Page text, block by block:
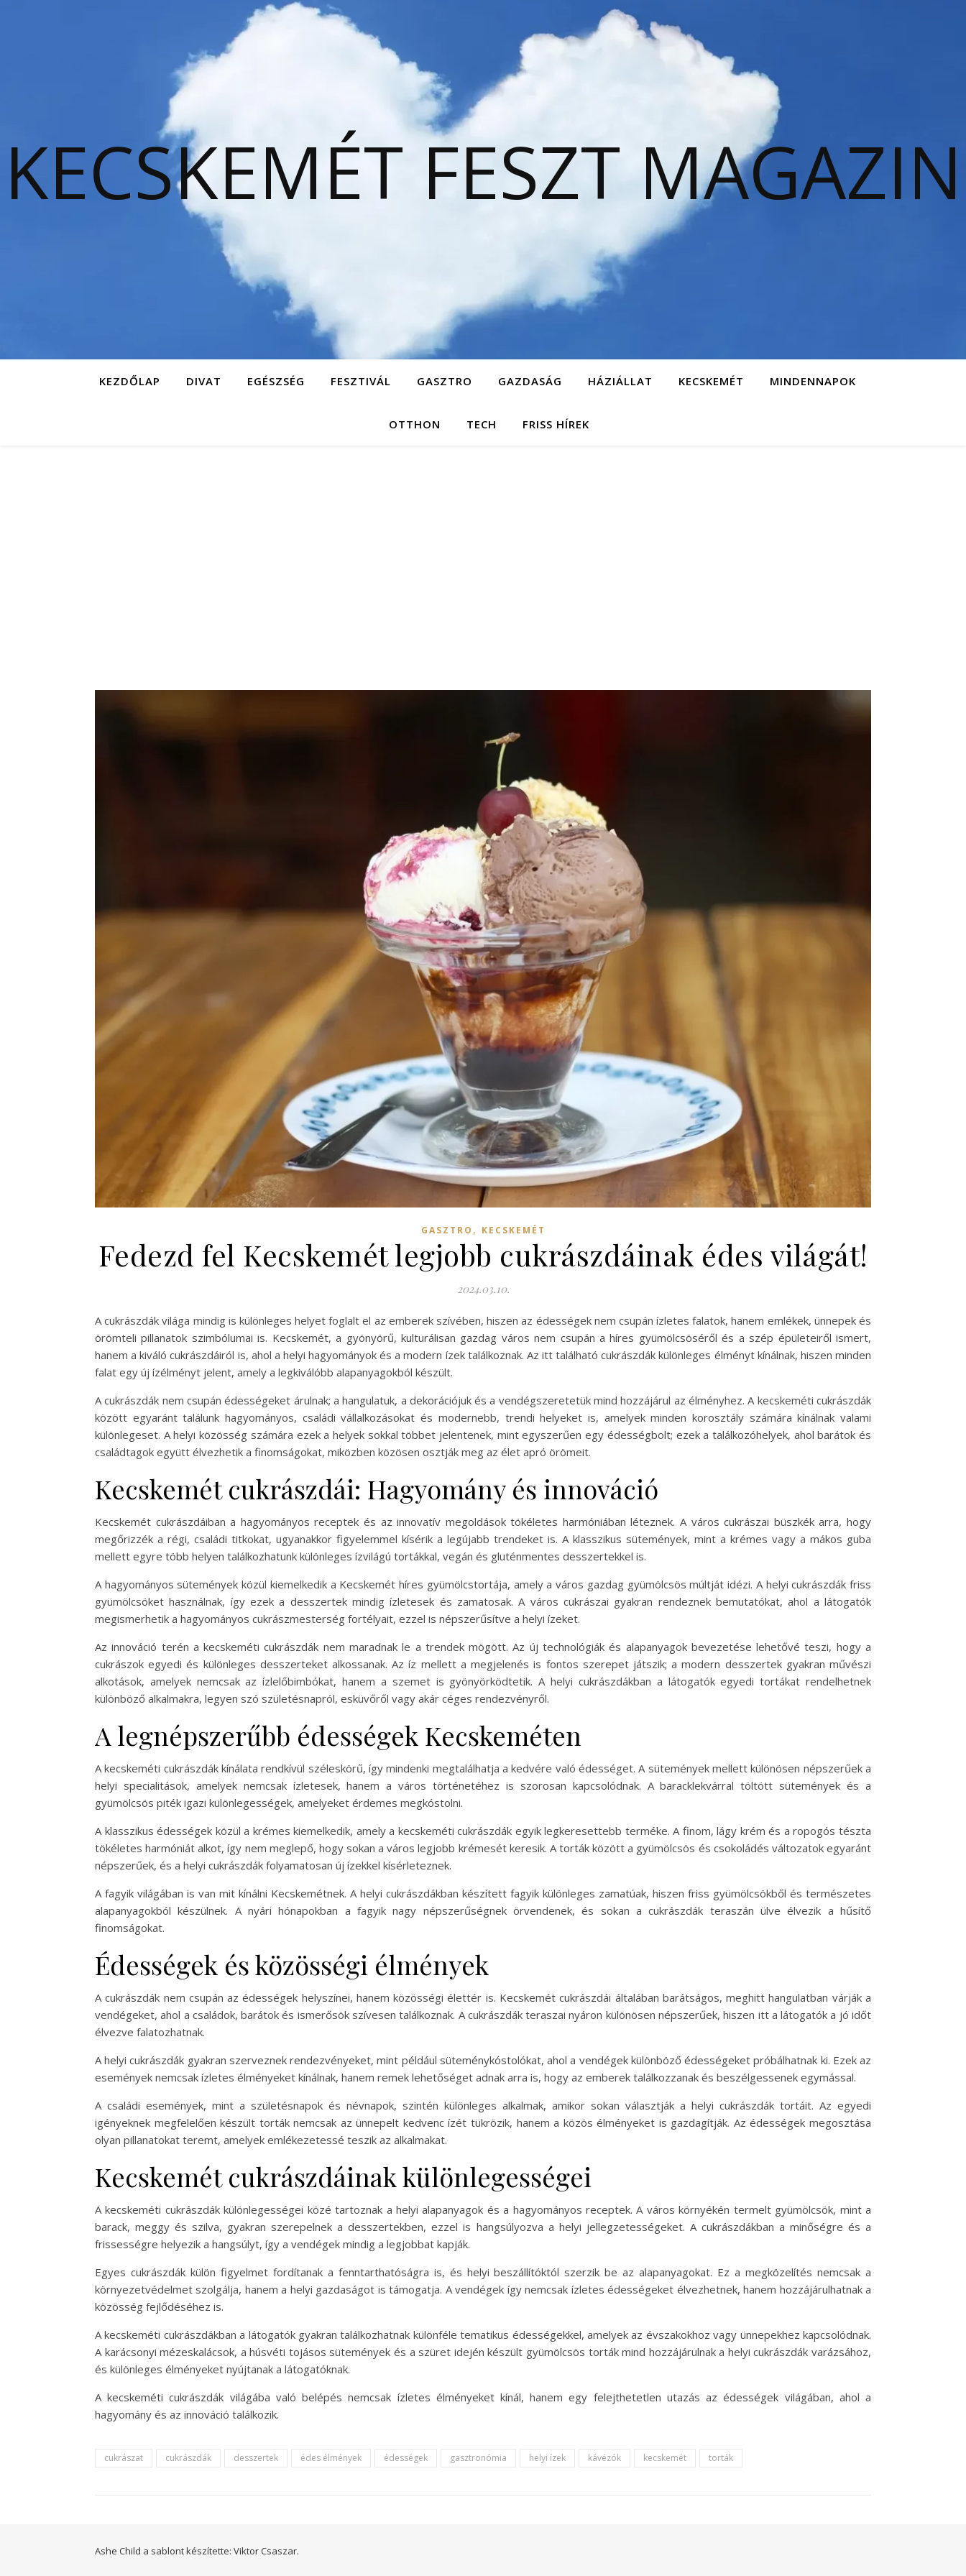
KECSKEMÉT FESZT MAGAZIN
KEZDŐLAP DIVAT EGÉSZSÉG FESZTIVÁL GASZTRO GAZDASÁG HÁZIÁLLAT KECSKEMÉT MINDENNAPOK
OTTHON TECH FRISS HÍREK
GASZTRO , KECSKEMÉT
Fedezd fel Kecskemét legjobb cukrászdáinak édes világát!
2024.03.10.
A cukrászdák világa mindig is különleges helyet foglalt el az emberek szívében, hiszen az édességek nem csupán ízletes falatok, hanem emlékek, ünnepek és
örömteli pillanatok szimbólumai is. Kecskemét, a gyönyörű, kulturálisan gazdag város nem csupán a híres gyümölcsöséről és a szép épületeiről ismert,
hanem a kiváló cukrászdáiról is, ahol a helyi hagyományok és a modern ízek találkoznak. Az itt található cukrászdák különleges élményt kínálnak, hiszen minden
falat egy új ízélményt jelent, amely a legkiválóbb alapanyagokból készült.
A cukrászdák nem csupán édességeket árulnak; a hangulatuk, a dekorációjuk és a vendégszeretetük mind hozzájárul az élményhez. A kecskeméti cukrászdák
között egyaránt találunk hagyományos, családi vállalkozásokat és modernebb, trendi helyeket is, amelyek minden korosztály számára kínálnak valami
különlegeset. A helyi közösség számára ezek a helyek sokkal többet jelentenek, mint egyszerűen egy édességbolt; ezek a találkozóhelyek, ahol barátok és
családtagok együtt élvezhetik a finomságokat, miközben közösen osztják meg az élet apró örömeit.
Kecskemét cukrászdái: Hagyomány és innováció
Kecskemét cukrászdáiban a hagyományos receptek és az innovatív megoldások tökéletes harmóniában léteznek. A város cukrászai büszkék arra, hogy
megőrizzék a régi, családi titkokat, ugyanakkor figyelemmel kísérik a legújabb trendeket is. A klasszikus sütemények, mint a krémes vagy a mákos guba
mellett egyre több helyen találkozhatunk különleges ízvilágú tortákkal, vegán és gluténmentes desszertekkel is.
A hagyományos sütemények közül kiemelkedik a Kecskemét híres gyümölcstortája, amely a város gazdag gyümölcsös múltját idézi. A helyi cukrászdák friss
gyümölcsöket használnak, így ezek a desszertek mindig ízletesek és zamatosak. A város cukrászai gyakran rendeznek bemutatókat, ahol a látogatók
megismerhetik a hagyományos cukrászmesterség fortélyait, ezzel is népszerűsítve a helyi ízeket.
Az innováció terén a kecskeméti cukrászdák nem maradnak le a trendek mögött. Az új technológiák és alapanyagok bevezetése lehetővé teszi, hogy a
cukrászok egyedi és különleges desszerteket alkossanak. Az íz mellett a megjelenés is fontos szerepet játszik; a modern desszertek gyakran művészi
alkotások, amelyek nemcsak az ízlelőbimbókat, hanem a szemet is gyönyörködtetik. A helyi cukrászdákban a látogatók egyedi tortákat rendelhetnek
különböző alkalmakra, legyen szó születésnapról, esküvőről vagy akár céges rendezvényről.
A legnépszerűbb édességek Kecskeméten
A kecskeméti cukrászdák kínálata rendkívül széleskörű, így mindenki megtalálhatja a kedvére való édességet. A sütemények mellett különösen népszerűek a
helyi specialitások, amelyek nemcsak ízletesek, hanem a város történetéhez is szorosan kapcsolódnak. A baracklekvárral töltött sütemények és a
gyümölcsös piték igazi különlegességek, amelyeket érdemes megkóstolni.
A klasszikus édességek közül a krémes kiemelkedik, amely a kecskeméti cukrászdák egyik legkeresettebb terméke. A finom, lágy krém és a ropogós tészta
tökéletes harmóniát alkot, így nem meglepő, hogy sokan a város legjobb krémesét keresik. A torták között a gyümölcsös és csokoládés változatok egyaránt
népszerűek, és a helyi cukrászdák folyamatosan új ízekkel kísérleteznek.
A fagyik világában is van mit kínálni Kecskemétnek. A helyi cukrászdákban készített fagyik különleges zamatúak, hiszen friss gyümölcsökből és természetes
alapanyagokból készülnek. A nyári hónapokban a fagyik nagy népszerűségnek örvendenek, és sokan a cukrászdák teraszán ülve élvezik a hűsítő
finomságokat.
Édességek és közösségi élmények
A cukrászdák nem csupán az édességek helyszínei, hanem közösségi élettér is. Kecskemét cukrászdái általában barátságos, meghitt hangulatban várják a
vendégeket, ahol a családok, barátok és ismerősök szívesen találkoznak. A cukrászdák teraszai nyáron különösen népszerűek, hiszen itt a látogatók a jó időt
élvezve falatozhatnak.
A helyi cukrászdák gyakran szerveznek rendezvényeket, mint például süteménykóstolókat, ahol a vendégek különböző édességeket próbálhatnak ki. Ezek az
események nemcsak ízletes élményeket kínálnak, hanem remek lehetőséget adnak arra is, hogy az emberek találkozzanak és beszélgessenek egymással.
A családi események, mint a születésnapok és névnapok, szintén különleges alkalmak, amikor sokan választják a helyi cukrászdák tortáit. Az egyedi
igényeknek megfelelően készült torták nemcsak az ünnepelt kedvenc ízét tükrözik, hanem a közös élményeket is gazdagítják. Az édességek megosztása
olyan pillanatokat teremt, amelyek emlékezetessé teszik az alkalmakat.
Kecskemét cukrászdáinak különlegességei
A kecskeméti cukrászdák különlegességei közé tartoznak a helyi alapanyagok és a hagyományos receptek. A város környékén termelt gyümölcsök, mint a
barack, meggy és szilva, gyakran szerepelnek a desszertekben, ezzel is hangsúlyozva a helyi jellegzetességeket. A cukrászdákban a minőségre és a
frissességre helyezik a hangsúlyt, így a vendégek mindig a legjobbat kapják.
Egyes cukrászdák külön figyelmet fordítanak a fenntarthatóságra is, és helyi beszállítóktól szerzik be az alapanyagokat. Ez a megközelítés nemcsak a
környezetvédelmet szolgálja, hanem a helyi gazdaságot is támogatja. A vendégek így nemcsak ízletes édességeket élvezhetnek, hanem hozzájárulhatnak a
közösség fejlődéséhez is.
A kecskeméti cukrászdákban a látogatók gyakran találkozhatnak különféle tematikus édességekkel, amelyek az évszakokhoz vagy ünnepekhez kapcsolódnak.
A karácsonyi mézeskalácsok, a húsvéti tojásos sütemények és a szüret idején készült gyümölcsös torták mind hozzájárulnak a helyi cukrászdák varázsához,
és különleges élményeket nyújtanak a látogatóknak.
A kecskeméti cukrászdák világába való belépés nemcsak ízletes élményeket kínál, hanem egy felejthetetlen utazás az édességek világában, ahol a
hagyomány és az innováció találkozik.
cukrászat cukrászdák desszertek édes élmények édességek gasztronómia helyi ízek kávézók kecskemét torták
Ashe Child a sablont készítette: Viktor Csaszar.